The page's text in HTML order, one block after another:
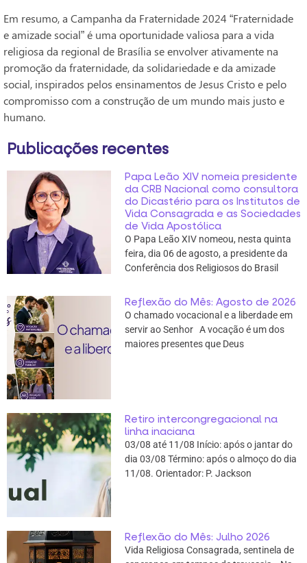
Em resumo, a Campanha da Fraternidade 2024 “Fraternidade
e amizade social” é uma oportunidade valiosa para a vida
religiosa da regional de Brasília se envolver ativamente na
promoção da fraternidade, da solidariedade e da amizade
social, inspirados pelos ensinamentos de Jesus Cristo e pelo
compromisso com a construção de um mundo mais justo e
humano.
Publicações recentes
Papa Leão XIV nomeia presidente
da CRB Nacional como consultora
do Dicastério para os Institutos de
Vida Consagrada e as Sociedades
de Vida Apostólica
O Papa Leão XIV nomeou, nesta quinta
feira, dia 06 de agosto, a presidente da
Conferência dos Religiosos do Brasil
Reflexão do Mês: Agosto de 2026
O chamado vocacional e a liberdade em
servir ao Senhor A vocação é um dos
maiores presentes que Deus
Retiro intercongregacional na
linha inaciana
03/08 até 11/08 Início: após o jantar do
dia 03/08 Término: após o almoço do dia
11/08. Orientador: P. Jackson
Reflexão do Mês: Julho 2026
Vida Religiosa Consagrada, sentinela de